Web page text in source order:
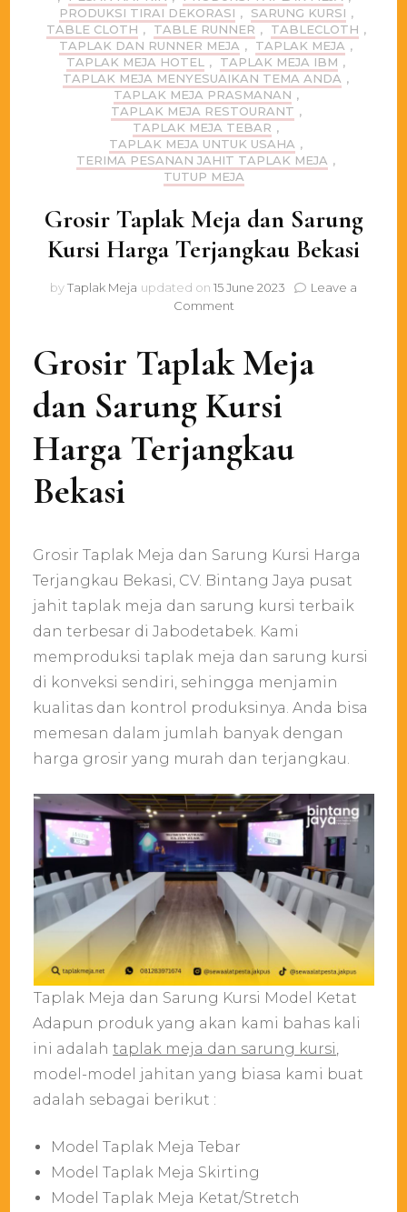
PRODUKSI TIRAI DEKORASI , SARUNG KURSI ,
TABLE CLOTH , TABLE RUNNER , TABLECLOTH ,
TAPLAK DAN RUNNER MEJA , TAPLAK MEJA ,
TAPLAK MEJA HOTEL
, TAPLAK MEJA IBM ,
TAPLAK MEJA MENYESUAIKAN TEMA ANDA ,
TAPLAK MEJA PRASMANAN ,
TAPLAK MEJA RESTOURANT ,
TAPLAK MEJA TEBAR ,
TAPLAK MEJA UNTUK USAHA ,
TERIMA PESANAN JAHIT TAPLAK MEJA ,
TUTUP MEJA
Grosir Taplak Meja dan Sarung
Kursi Harga Terjangkau Bekasi
byTaplak Meja updated on 15 June 2023
Leave a
Commenton
Meja
dan
Sarung
Kursi
Harga
Terjangkau
Bekasi
Grosir Taplak Meja
dan Sarung Kursi
Harga Terjangkau
Bekasi
Grosir Taplak Meja dan Sarung Kursi Harga
Terjangkau Bekasi, CV. Bintang Jaya pusat
jahit taplak meja dan sarung kursi terbaik
dan terbesar di Jabodetabek. Kami
memproduksi taplak meja dan sarung kursi
di konveksi sendiri, sehingga menjamin
kualitas dan kontrol produksinya. Anda bisa
memesan dalam jumlah banyak dengan
harga grosir yang murah dan terjangkau.
Taplak Meja dan Sarung Kursi Model Ketat
Adapun produk yang akan kami bahas kali
ini adalahtaplak meja dan sarung kursi,
model-model jahitan yang biasa kami buat
adalah sebagai berikut :
Model Taplak Meja Tebar
Model Taplak Meja Skirting
Model Taplak Meja Ketat/Stretch